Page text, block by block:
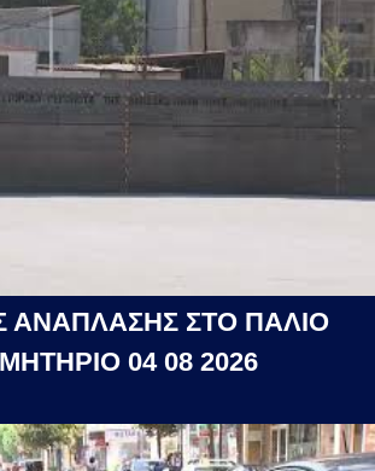
ΑΝΑΠΛΑΣΗΣ ΣΤΟ ΠΑΛΙΟ
04 08 2026